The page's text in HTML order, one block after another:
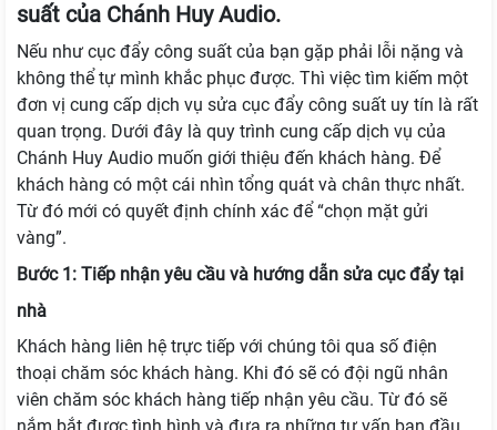
suất của Chánh Huy Audio.
Nếu như cục đẩy công suất của bạn gặp phải lỗi nặng và
không thể tự mình khắc phục được. Thì việc tìm kiếm một
đơn vị cung cấp dịch vụ sửa cục đẩy công suất uy tín là rất
quan trọng. Dưới đây là quy trình cung cấp dịch vụ của
Chánh Huy Audio muốn giới thiệu đến khách hàng. Để
khách hàng có một cái nhìn tổng quát và chân thực nhất.
Từ đó mới có quyết định chính xác để “chọn mặt gửi
vàng”.
Bước 1: Tiếp nhận yêu cầu và hướng dẫn sửa cục đẩy tại
nhà
Khách hàng liên hệ trực tiếp với chúng tôi qua số điện
thoại chăm sóc khách hàng. Khi đó sẽ có đội ngũ nhân
viên chăm sóc khách hàng tiếp nhận yêu cầu. Từ đó sẽ